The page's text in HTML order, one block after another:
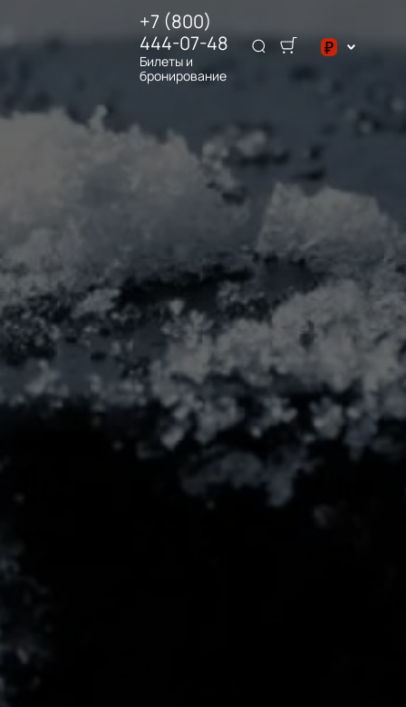
+7 (800)
444-07-48
Билеты и
бронирование
₽